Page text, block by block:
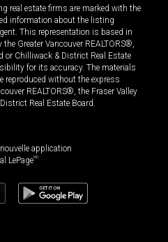
real estate firms are marked with the
information about the listing
This representation is based in
Greater Vancouver REALTORS®,
or Chilliwack & District Real Estate
for its accuracy. The materials
reproduced without the express
REALTORS®, the Fraser Valley
Real Estate Board.
application
LePageMD